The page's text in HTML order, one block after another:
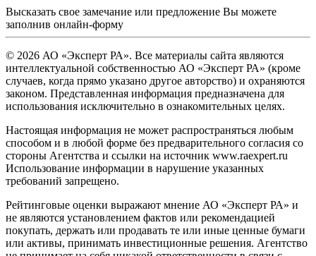
Высказать свое замечание или предложение Вы можете
заполнив онлайн-форму
© 2026 АО «Эксперт РА». Все материалы сайта являются
интеллектуальной собственностью АО «Эксперт РА» (кроме
случаев, когда прямо указано другое авторство) и охраняются
законом. Представленная информация предназначена для
использования исключительно в ознакомительных целях.
Настоящая информация не может распространяться любым
способом и в любой форме без предварительного согласия со
стороны Агентства и ссылки на источник www.raexpert.ru
Использование информации в нарушение указанных
требований запрещено.
Рейтинговые оценки выражают мнение АО «Эксперт РА» и
не являются установлением фактов или рекомендацией
покупать, держать или продавать те или иные ценные бумаги
или активы, принимать инвестиционные решения. Агентство